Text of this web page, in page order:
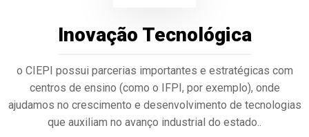
Inovação Tecnológica
o CIEPI possui parcerias importantes e estratégicas com
centros de ensino (como o IFPI, por exemplo), onde
ajudamos no crescimento e desenvolvimento de tecnologias
que auxiliam no avanço industrial do estado..